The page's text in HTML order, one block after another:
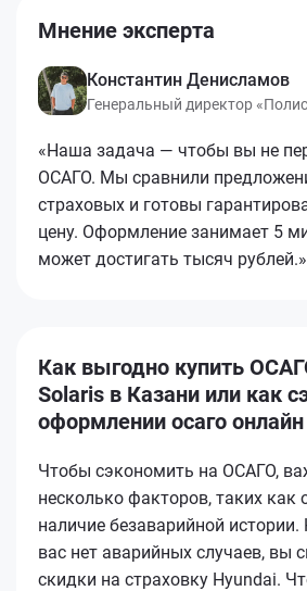
Мнение эксперта
Константин Денисламов
Генеральный директор
«Наша задача — чтобы вы не
ОСАГО. Мы сравнили
страховых и готовы
цену. Оформление занимает 5
может достигать тысяч рублей.»
Как выгодно купить
Solaris в Казани или как
оформлении осаго
Чтобы сэкономить на ОСАГО,
несколько факторов, таких как
наличие безаварийной
вас нет аварийных случаев, вы
скидки на страховку Hyundai.